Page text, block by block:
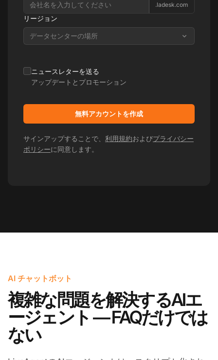
.ladesk.com
リージョン
データセンターの場所
ニュースレターを送る
アップデートとプロモーション
無料アカウントを作成
サインアップすることで、 利用規約およびプライバシー
ポリシーに同意します。
AI チャットボット
複雑な問題を解決するAIエ
ージェント — FAQだけでは
ない